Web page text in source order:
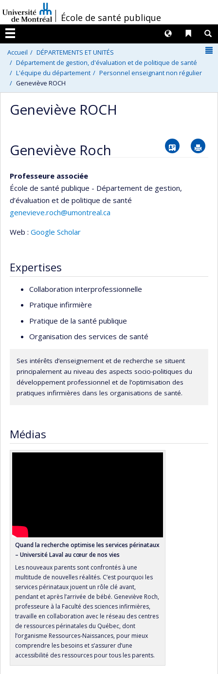
au
contenu
/École de santé publique
Menu
Liens
Langues
Accueil
DÉPARTEMENTS ET UNITÉS
Département de gestion, d'évaluation et de politique de santé
L'équipe du département
Personnel enseignant non régulier
Geneviève ROCH
Geneviève ROCH
Geneviève Roch Vcard
Professeure associée
École de santé publique - Département de gestion,
d’évaluation et de politique de santé
genevieve.roch@umontreal.ca
Web : Google Scholar
Expertises
Collaboration interprofessionnelle
Pratique infirmière
Pratique de la santé publique
Organisation des services de santé
Ses intérêts d’enseignement et de recherche se situent
principalement au niveau des aspects socio-politiques du
développement professionnel et de l’optimisation des
pratiques infirmières dans les organisations de santé.
Médias
Quand la recherche optimise les services périnataux
– Université Laval au cœur de nos vies
Les nouveaux parents sont confrontés à une
multitude de nouvelles réalités. C’est pourquoi les
services périnataux jouent un rôle clé avant,
pendant et après l’arrivée de bébé. Geneviève Roch,
professeure à la Faculté des sciences infirmières,
travaille en collaboration avec le réseau des centres
de ressources périnatales du Québec, dont
l’organisme Ressources-Naissances, pour mieux
comprendre les besoins et s’assurer d’une
accessibilité des ressources pour tous les parents.